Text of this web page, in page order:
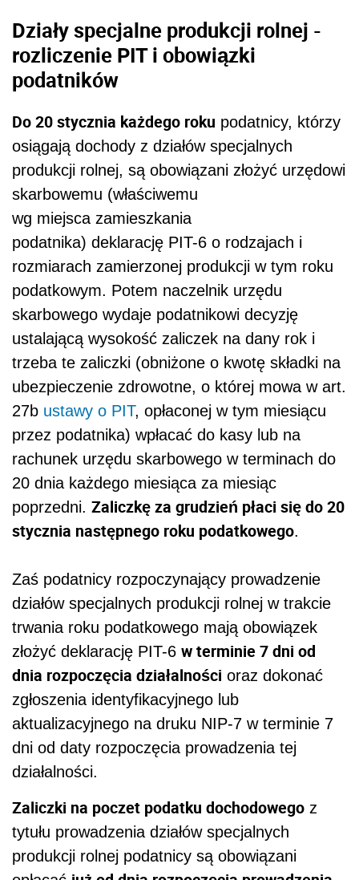
Działy specjalne produkcji rolnej -
rozliczenie PIT i obowiązki
podatników
Do 20 stycznia każdego roku podatnicy, którzy
osiągają dochody z działów specjalnych
produkcji rolnej, są obowiązani złożyć urzędowi
skarbowemu (właściwemu
wg miejsca zamieszkania
podatnika) deklarację PIT-6 o rodzajach i
rozmiarach zamierzonej produkcji w tym roku
podatkowym. Potem naczelnik urzędu
skarbowego wydaje podatnikowi decyzję
ustalającą wysokość zaliczek na dany rok i
trzeba te zaliczki (obniżone o kwotę składki na
ubezpieczenie zdrowotne, o której mowa w art.
27b ustawy o PIT, opłaconej w tym miesiącu
przez podatnika) wpłacać do kasy lub na
rachunek urzędu skarbowego w terminach do
20 dnia każdego miesiąca za miesiąc
poprzedni. Zaliczkę za grudzień płaci się do 20
stycznia następnego roku podatkowego.
Zaś podatnicy rozpoczynający prowadzenie
działów specjalnych produkcji rolnej w trakcie
trwania roku podatkowego mają obowiązek
złożyć deklarację PIT-6 w terminie 7 dni od
dnia rozpoczęcia działalności oraz dokonać
zgłoszenia identyfikacyjnego lub
aktualizacyjnego na druku NIP-7 w terminie 7
dni od daty rozpoczęcia prowadzenia tej
działalności.
Zaliczki na poczet podatku dochodowego z
tytułu prowadzenia działów specjalnych
produkcji rolnej podatnicy są obowiązani